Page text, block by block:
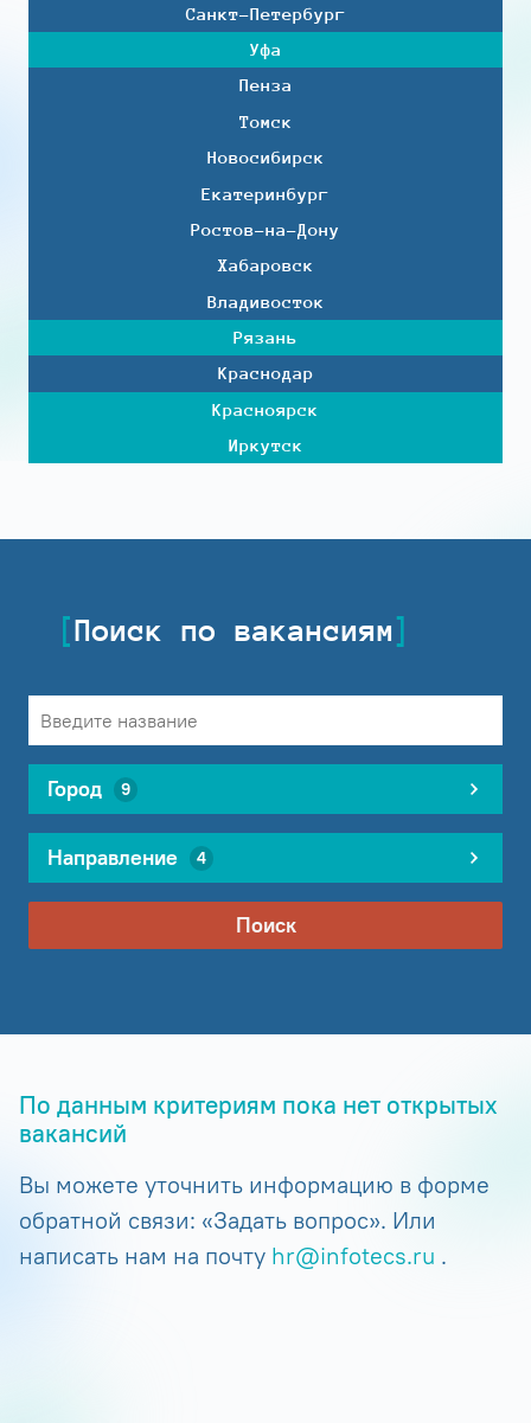
Санкт-Петербург
Уфа
Пенза
Томск
Новосибирск
Екатеринбург
Ростов-на-Дону
Хабаровск
Владивосток
Рязань
Краснодар
Красноярск
Иркутск
Поиск по вакансиям
Город 9
Направление 4
Поиск
По данным критериям пока нет открытых
вакансий
Вы можете уточнить информацию в форме
обратной связи: «Задать вопрос». Или
написать нам на почту hr@infotecs.ru .